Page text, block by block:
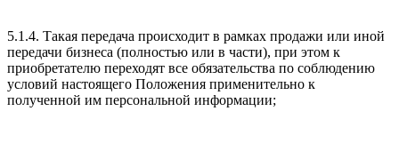
5.1.4. Такая передача происходит в рамках продажи или иной
передачи бизнеса (полностью или в части), при этом к
приобретателю переходят все обязательства по соблюдению
условий настоящего Положения применительно к
полученной им персональной информации;